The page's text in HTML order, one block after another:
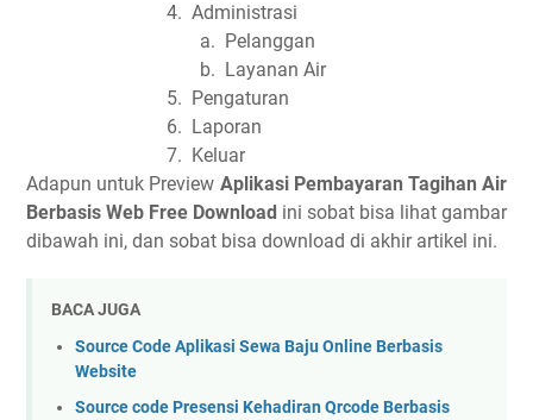
4. Administrasi
a. Pelanggan
b. Layanan Air
5. Pengaturan
6. Laporan
7. Keluar
Adapun untuk Preview Aplikasi Pembayaran Tagihan Air
Berbasis Web Free Download ini sobat bisa lihat gambar
dibawah ini, dan sobat bisa download di akhir artikel ini.
BACA JUGA
Source Code Aplikasi Sewa Baju Online Berbasis
Website
Source code Presensi Kehadiran Qrcode Berbasis